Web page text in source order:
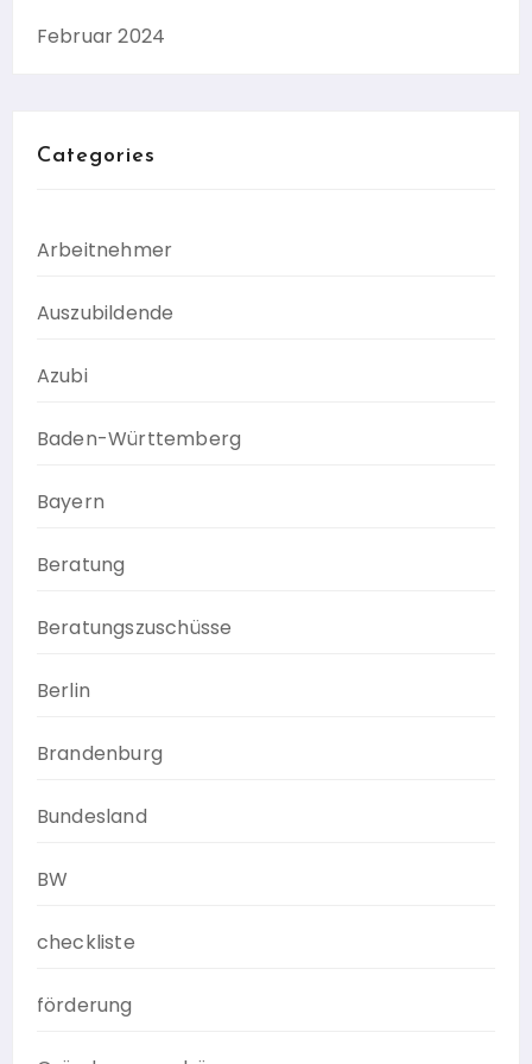
Februar 2024
Categories
Arbeitnehmer
Auszubildende
Azubi
Baden-Württemberg
Bayern
Beratung
Beratungszuschüsse
Berlin
Brandenburg
Bundesland
BW
checkliste
förderung